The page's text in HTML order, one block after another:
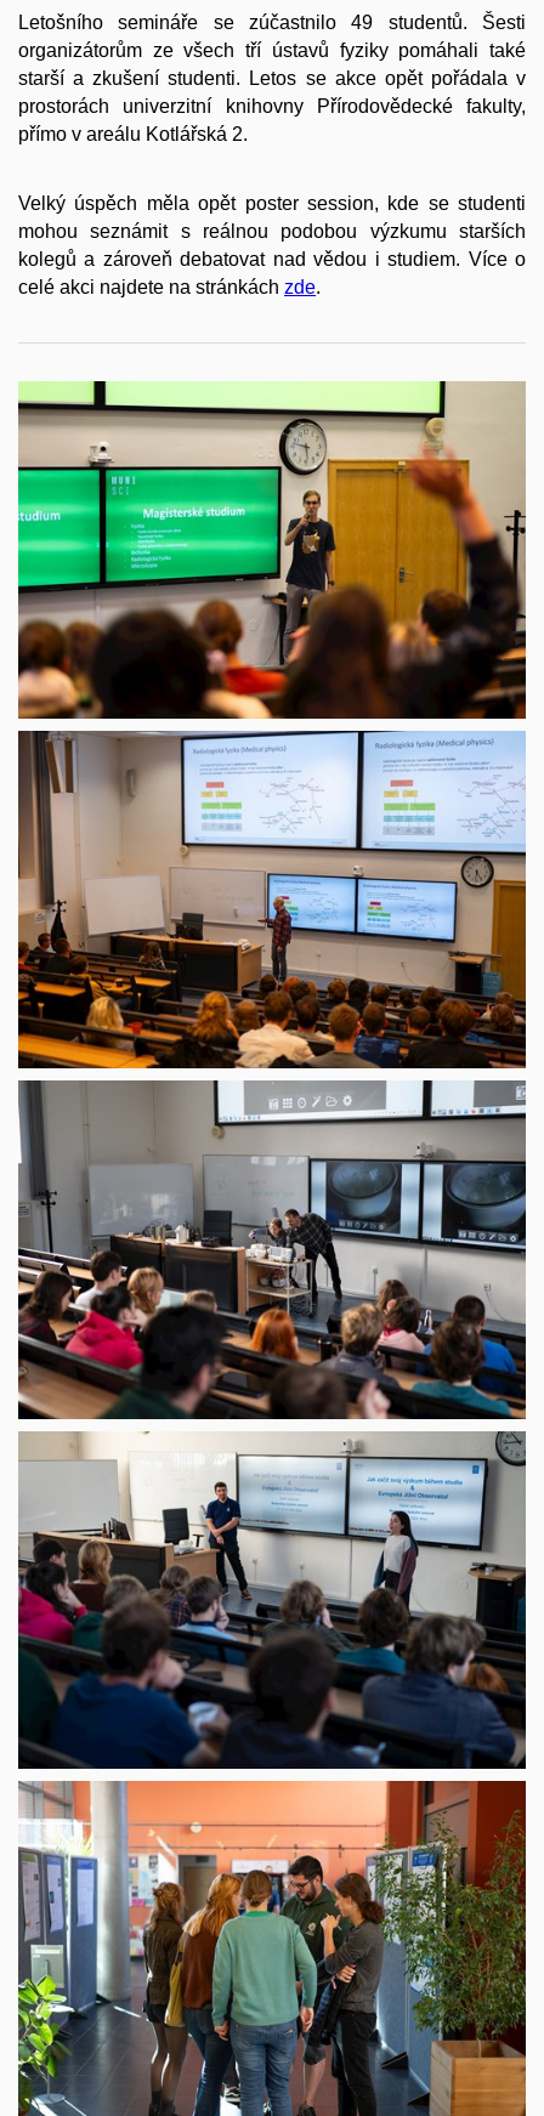
Letošního semináře se zúčastnilo 49 studentů. Šesti
organizátorům ze všech tří ústavů fyziky pomáhali také
starší a zkušení studenti. Letos se akce opět pořádala v
prostorách univerzitní knihovny Přírodovědecké fakulty,
přímo v areálu Kotlářská 2.
Velký úspěch měla opět poster session, kde se studenti
mohou seznámit s reálnou podobou výzkumu starších
kolegů a zároveň debatovat nad vědou i studiem. Více o
celé akci najdete na stránkách zde.